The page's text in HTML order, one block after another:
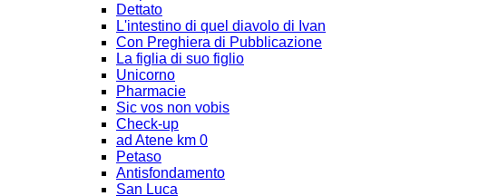
Dettato
L'intestino di quel diavolo di Ivan
Con Preghiera di Pubblicazione
La figlia di suo figlio
Unicorno
Pharmacie
Sic vos non vobis
Check-up
ad Atene km 0
Petaso
Antisfondamento
San Luca